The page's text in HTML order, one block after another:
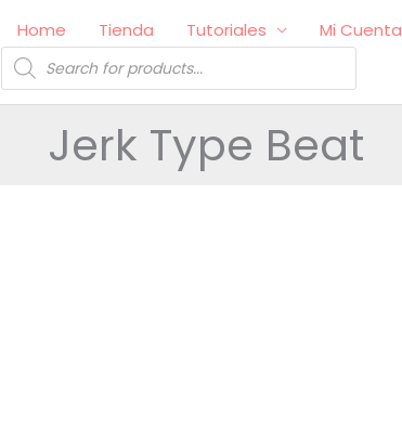
Home Tienda Tutoriales Mi Cuenta
Búsqueda
de
productos
Jerk Type Beat